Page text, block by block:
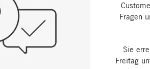
Fragen
Sie
Freitag